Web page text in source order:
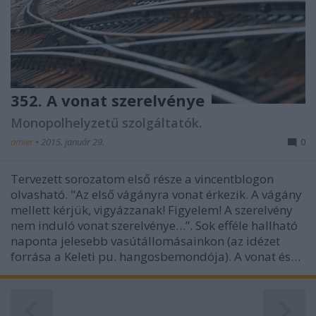
352. A vonat szerelvénye
Monopolhelyzetű szolgáltatók.
amier • 2015. január 29. 0
Tervezett sorozatom első része a vincentblogon
olvasható. "Az első vágányra vonat érkezik. A vágány
mellett kérjük, vigyázzanak! Figyelem! A szerelvény
nem induló vonat szerelvénye…”. Sok efféle hallható
naponta jelesebb vasútállomásainkon (az idézet
forrása a Keleti pu. hangosbemondója). A vonat és…